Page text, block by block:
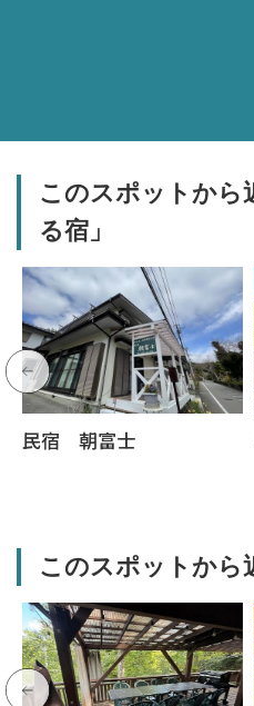
このスポットから
る宿」
民宿 朝富士
このスポットから